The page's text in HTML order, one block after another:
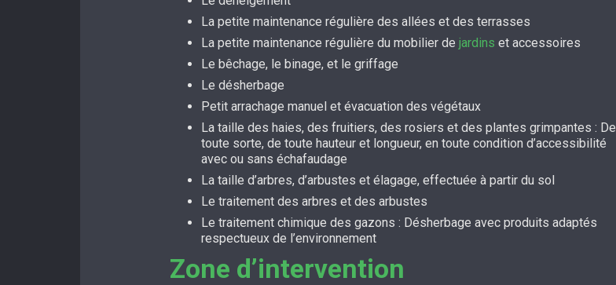
La petite maintenance régulière des allées et des terrasses
La petite maintenance régulière du mobilier de jardins et accessoires
Le bêchage, le binage, et le griffage
Le désherbage
Petit arrachage manuel et évacuation des végétaux
La taille des haies, des fruitiers, des rosiers et des plantes grimpantes : De
toute sorte, de toute hauteur et longueur, en toute condition d’accessibilité
avec ou sans échafaudage
La taille d’arbres, d’arbustes et élagage, effectuée à partir du sol
Le traitement des arbres et des arbustes
Le traitement chimique des gazons : Désherbage avec produits adaptés
respectueux de l’environnement
Zone d’intervention